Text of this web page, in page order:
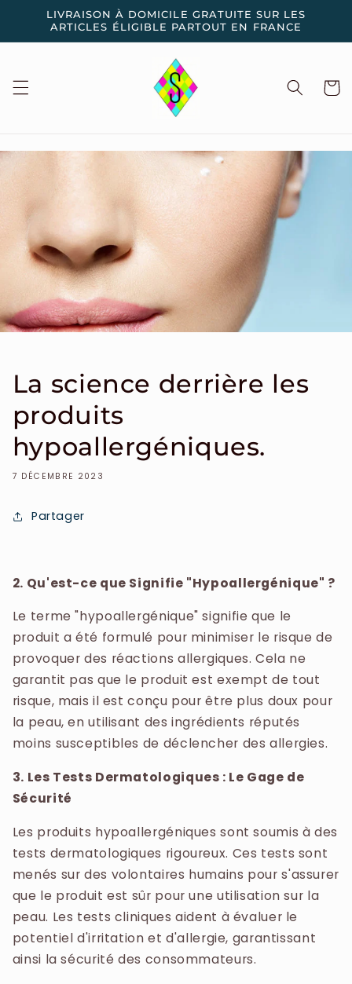
passer
contenu
LIVRAISON À DOMICILE GRATUITE SUR LES
ARTICLES ÉLIGIBLE PARTOUT EN FRANCE
Panier
La science derrière les
produits
hypoallergéniques.
7 DÉCEMBRE 2023
Partager
2. Qu'est-ce que Signifie "Hypoallergénique" ?
Le terme "hypoallergénique" signifie que le
produit a été formulé pour minimiser le risque de
provoquer des réactions allergiques. Cela ne
garantit pas que le produit est exempt de tout
risque, mais il est conçu pour être plus doux pour
la peau, en utilisant des ingrédients réputés
moins susceptibles de déclencher des allergies.
3. Les Tests Dermatologiques : Le Gage de
Sécurité
Les produits hypoallergéniques sont soumis à des
tests dermatologiques rigoureux. Ces tests sont
menés sur des volontaires humains pour s'assurer
que le produit est sûr pour une utilisation sur la
peau. Les tests cliniques aident à évaluer le
potentiel d'irritation et d'allergie, garantissant
ainsi la sécurité des consommateurs.